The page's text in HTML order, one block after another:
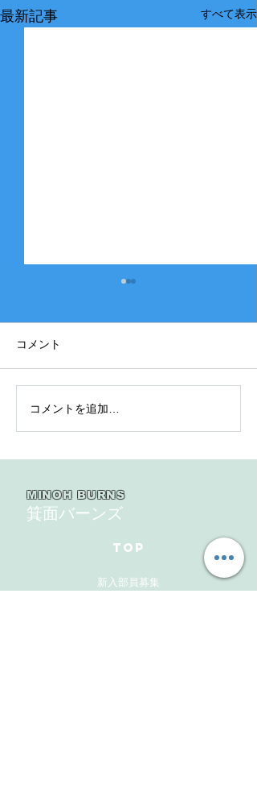
最新記事 すべて表示
2025年度 Bクラス 関西団
地連盟 第110回中央決勝
コメント
コメントを追加…
MINOH BURNS
箕面バーンズ
TOP
新入部員募集